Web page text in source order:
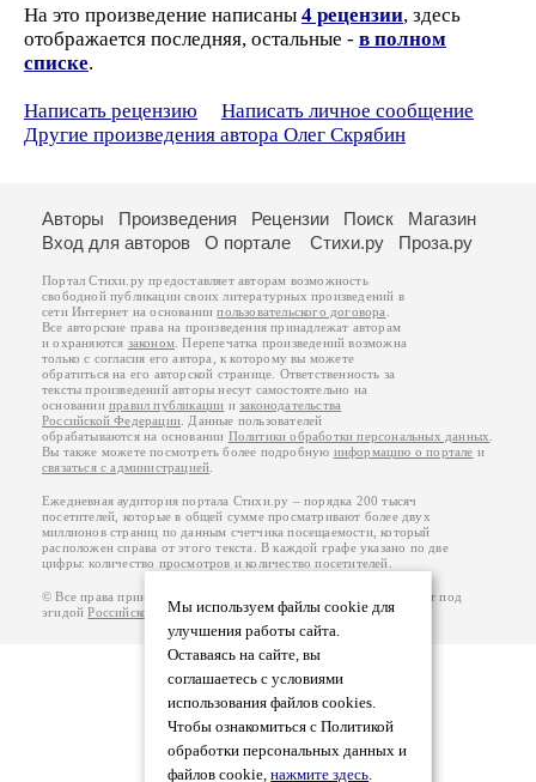
На это произведение написаны 4 рецензии, здесь
отображается последняя, остальные - в полном
списке.
Написать рецензию
Написать личное сообщение
Другие произведения автора Олег Скрябин
Мы используем файлы cookie для
улучшения работы сайта.
Оставаясь на сайте, вы
соглашаетесь с условиями
использования файлов cookies.
Чтобы ознакомиться с Политикой
обработки персональных данных и
файлов cookie,нажмите здесь.
Авторы Произведения Рецензии Поиск
Магазин
Вход для авторов
О портале Стихи.ру Проза.ру
Портал Стихи.ру предоставляет авторам возможность
свободной публикации своих литературных произведений в
сети Интернет на основаниипользовательского договора
Все авторские права на произведения принадлежат авторам
и охраняются законом . Перепечатка произведений возможна
только с согласия его автора, к которому вы можете
обратиться на его авторской странице. Ответственность за
тексты произведений авторы несут самостоятельно на
основанииправил публикации изаконодательства
Российской Федерации . Данные пользователей
обрабатываются на основании Политики обработки персональных данных
Вы также можете посмотреть более подробную информацию о портале и
связаться с администрацией
Ежедневная аудитория портала Стихи.ру – порядка 200 тысяч
посетителей, которые в общей сумме просматривают более двух
миллионов страниц по данным счетчика посещаемости, который
расположен справа от этого текста. В каждой графе указано по две
цифры: количество просмотров и количество посетителей.
© Все права принадлежат авторам, 2000-2026. Портал работает под
эгидойРоссийского союза писателей.18+